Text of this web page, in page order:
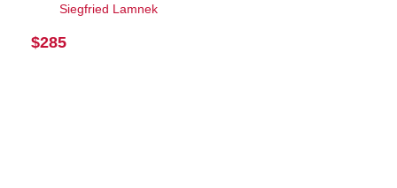
Siegfried Lamnek
$285